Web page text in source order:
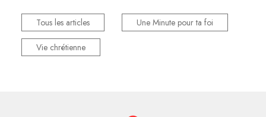
Tous les articles Une Minute pour ta foi
Vie chrétienne